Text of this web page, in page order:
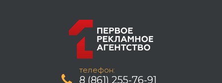
телефон:
8 (861) 255-76-91